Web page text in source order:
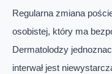
Regularna zmiana
osobistej, który ma
Dermatolodzy
interwał jest